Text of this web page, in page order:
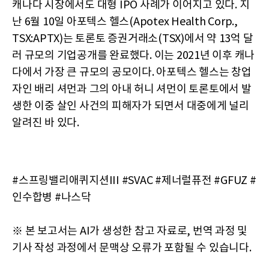
캐나다 시장에서도 대형 IPO 사례가 이어지고 있다. 지
난 6월 10일 아포텍스 헬스(Apotex Health Corp.,
TSX:APTX)는 토론토 증권거래소(TSX)에서 약 13억 달
러 규모의 기업공개를 완료했다. 이는 2021년 이후 캐나
다에서 가장 큰 규모의 공모이다. 아포텍스 헬스는 창업
자인 배리 셔먼과 그의 아내 허니 셔먼이 토론토에서 발
생한 이중 살인 사건의 피해자가 되면서 대중에게 널리
알려진 바 있다.
#스프링밸리애퀴지션III #SVAC #제너럴퓨전 #GFUZ #
인수합병 #나스닥
※ 본 보고서는 AI가 생성한 참고 자료로, 번역 과정 및
기사 작성 과정에서 문맥상 오류가 포함될 수 있습니다.